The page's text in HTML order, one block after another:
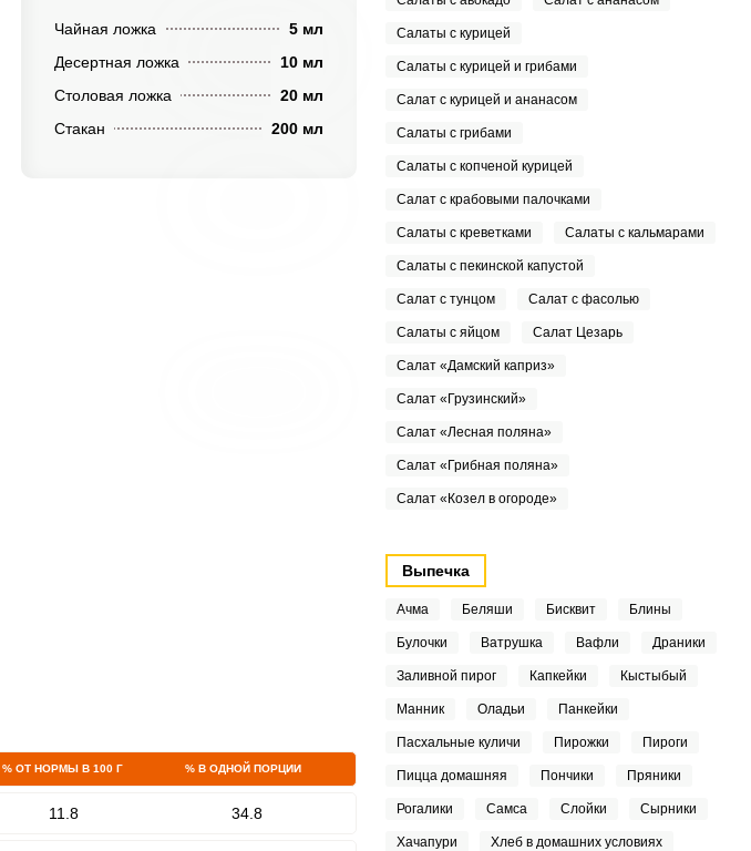
Чайная ложка
5 мл
Десертная ложка
10 мл
Столовая ложка
20 мл
Стакан
200 мл
% ОТ НОРМЫ В 100 Г % В ОДНОЙ ПОРЦИИ
11.8 34.8
Салаты с курицей
Салаты с курицей и грибами
Салат с курицей и ананасом
Салаты с грибами
Салаты с копченой курицей
Салат с крабовыми палочками
Салаты с креветками Салаты с кальмарами
Салаты с пекинской капустой
Салат с тунцом Салат с фасолью
Салаты с яйцом Салат Цезарь
Салат «Дамский каприз»
Салат «Грузинский»
Салат «Лесная поляна»
Салат «Грибная поляна»
Салат «Козел в огороде»
Выпечка
Ачма Беляши Бисквит Блины
Булочки Ватрушка Вафли Драники
Заливной пирог Капкейки Кыстыбый
Манник Оладьи Панкейки
Пасхальные куличи Пирожки Пироги
Пицца домашняя Пончики Пряники
Рогалики Самса Слойки Сырники
Хачапури Хлеб в домашних условиях